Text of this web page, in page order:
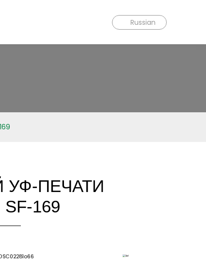
Russian
УФ-ПЕЧАТИ
169